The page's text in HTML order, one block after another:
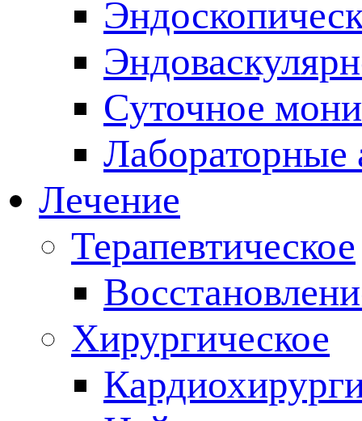
Суточное
Лабораторные
Лечение
Терапевтическое
Хирургическое